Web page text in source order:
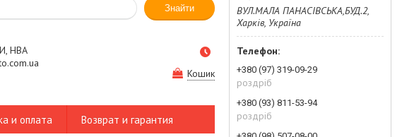
Знайти
НВА
Кошик
и оплата Возврат и гарантия
ВУЛ.МАЛА ПАНАСІВСЬКА,БУД.2,
Харків, Україна
+380 (97) 319-09-29
роздріб
+380 (93) 811-53-94
роздріб